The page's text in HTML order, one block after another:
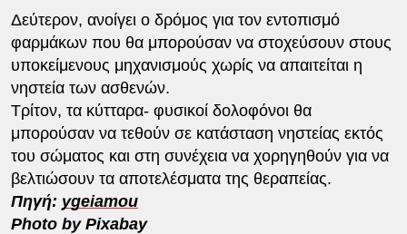
Δεύτερον, ανοίγει ο δρόμος για τον εντοπισμό
φαρμάκων που θα μπορούσαν να στοχεύσουν στους
υποκείμενους μηχανισμούς χωρίς να απαιτείται η
νηστεία των ασθενών.
Τρίτον, τα κύτταρα- φυσικοί δολοφόνοι θα
μπορούσαν να τεθούν σε κατάσταση νηστείας εκτός
του σώματος και στη συνέχεια να χορηγηθούν για να
βελτιώσουν τα αποτελέσματα της θεραπείας.
Πηγή: ygeiamou
Photo by Pixabay